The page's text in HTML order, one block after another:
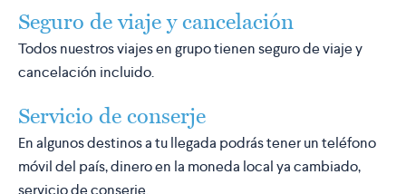
Seguro de viaje y cancelación
Todos nuestros viajes en grupo tienen seguro de viaje y
cancelación incluido.
Servicio de conserje
En algunos destinos a tu llegada podrás tener un teléfono
móvil del país, dinero en la moneda local ya cambiado,